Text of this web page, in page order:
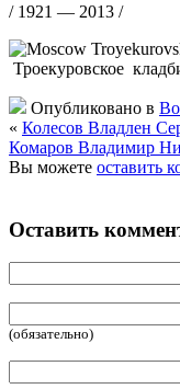
/ 1921 — 2013 /
Троекуровское
Опубликовано в
« Колесов Владлен
Комаров Владимир
Вы можете оставить
Оставить
(обязательно)